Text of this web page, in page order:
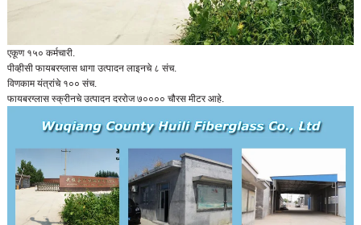
एकूण १५० कर्मचारी.
पीव्हीसी फायबरग्लास धागा उत्पादन लाइनचे ८ संच.
विणकाम यंत्रांचे १०० संच.
फायबरग्लास स्क्रीनचे उत्पादन दररोज ७०००० चौरस मीटर आहे.